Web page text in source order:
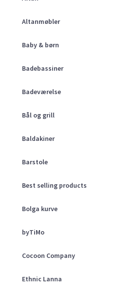
Altanmøbler
Baby & børn
Badebassiner
Badeværelse
Bål og grill
Baldakiner
Barstole
Best selling products
Bolga kurve
byTiMo
Cocoon Company
Ethnic Lanna